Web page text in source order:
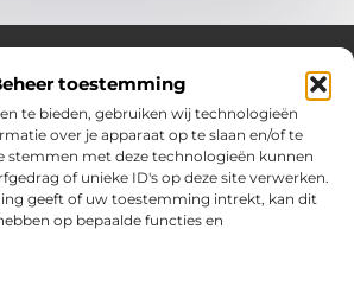
toestemming
te bieden, gebruiken wij technologieën
over je apparaat op te slaan en/of te
stemmen met deze technologieën kunnen
of unieke ID's op deze site verwerken.
geeft of uw toestemming intrekt, kan dit
op bepaalde functies en
en handige tips voor het dagelijks
selectie blogs en artikelen boordevol
en verrassende inzichten om het beste uit